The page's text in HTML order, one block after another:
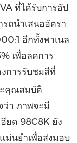
ที่ได้รับการอัป
รถนำเสนออัตรา
อีกทั้งพาเนล
เพื่อลดการ
การรับชมสีที่
คุณสมบัติ
ว่า ภาพจะมี
ยด 98C8K ยัง
ม่นยำเพื่อส่งมอบ